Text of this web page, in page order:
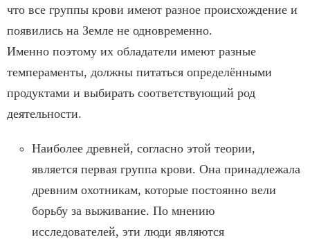
что все группы крови имеют разное происхождение и
появились на Земле не одновременно.
Именно поэтому их обладатели имеют разные
темпераменты, должны питаться определёнными
продуктами и выбирать соответствующий род
деятельности.
Наиболее древней, согласно этой теории,
является первая группа крови. Она принадлежала
древним охотникам, которые постоянно вели
борьбу за выживание. По мнению
исследователей, эти люди являются